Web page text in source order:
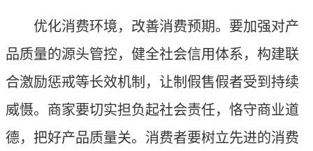
优化消费环境，改善消费预期。要加强对产
品质量的源头管控，健全社会信用体系，构建联
合激励惩戒等长效机制，让制假售假者受到持续
威慑。商家要切实担负起社会责任，恪守商业道
德，把好产品质量关。消费者要树立先进的消费